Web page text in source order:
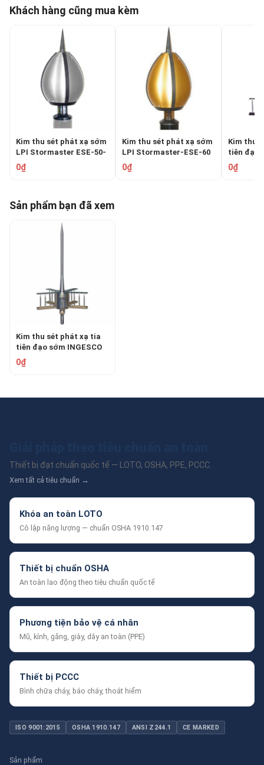
Khách hàng cũng mua kèm
Kim thu sét phát xạ sớm
LPI Stormaster ESE-50-
SS
0₫
Kim thu sét phát xạ sớm
LPI Stormaster-ESE-60
0₫
Kim thu
tiên đạo
PDC 6.3
0₫
Sản phẩm bạn đã xem
Kim thu sét phát xạ tia
tiên đạo sớm INGESCO
PDC 5.3
0₫
Thiết bị đạt chuẩn quốc tế — LOTO, OSHA, PPE, PCCC.
Xem tất cả tiêu chuẩn →
Khóa an toàn LOTO
Cô lập năng lượng — chuẩn OSHA 1910.147
Thiết bị chuẩn OSHA
An toàn lao động theo tiêu chuẩn quốc tế
Phương tiện bảo vệ cá nhân
Mũ, kính, găng, giày, dây an toàn (PPE)
Thiết bị PCCC
Bình chữa cháy, báo cháy, thoát hiểm
ISO 9001:2015 OSHA 1910.147 ANSI Z244.1 CE MARKED
Sản phẩm